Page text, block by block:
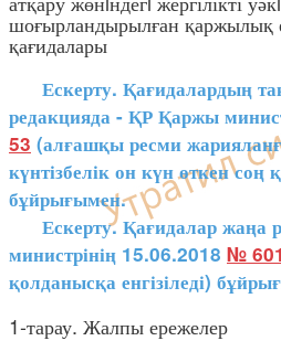
шоғырландырылған қаржылық
қағидалары
Ескерту. Қағидалардың
редакцияда - ҚР Қаржы
53 (алғашқы ресми
күнтізбелік он күн өткен соң
бұйрығымен.
Ескерту. Қағидалар жаңа
министрінің 15.06.2018 № 601
қолданысқа енгізіледі)
1-тарау. Жалпы ережелер